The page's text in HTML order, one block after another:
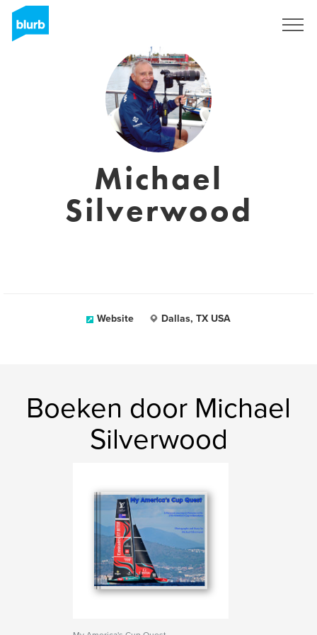
Michael
Silverwood
Website Dallas, TX USA
Boeken door Michael
Silverwood